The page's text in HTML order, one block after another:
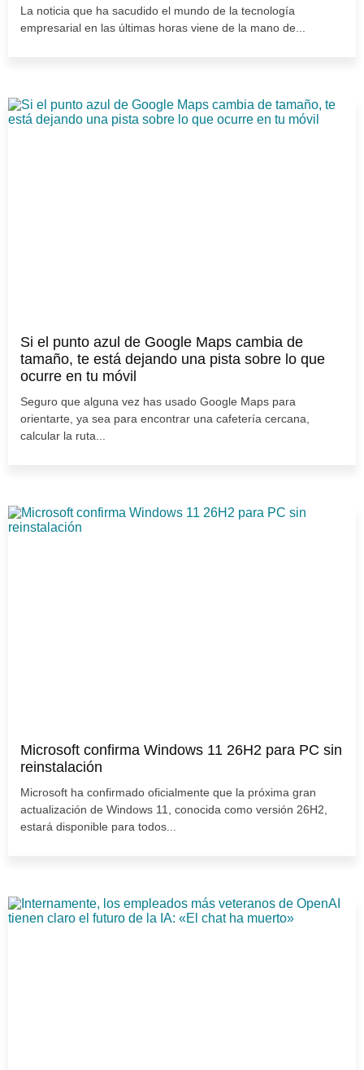
La noticia que ha sacudido el mundo de la tecnología
empresarial en las últimas horas viene de la mano de...
Si el punto azul de Google Maps cambia de
tamaño, te está dejando una pista sobre lo que
ocurre en tu móvil
Seguro que alguna vez has usado Google Maps para
orientarte, ya sea para encontrar una cafetería cercana,
calcular la ruta...
Microsoft confirma Windows 11 26H2 para PC sin
reinstalación
Microsoft ha confirmado oficialmente que la próxima gran
actualización de Windows 11, conocida como versión 26H2,
estará disponible para todos...